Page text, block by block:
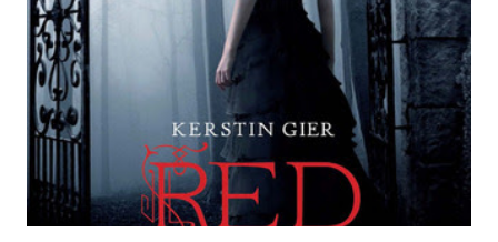
L'Oceania è circondata dal mare! Un libro nel quale il mare è
l'elemento fondamentale. Un libro sulle sirene, un libro con
protagonisti dei surfisti.. un libro importante nella storia
della letteratura australiana, neozelandese, ecc . l'Oceania
è ricca di natura! Leggete un libro con una cover molto, ...